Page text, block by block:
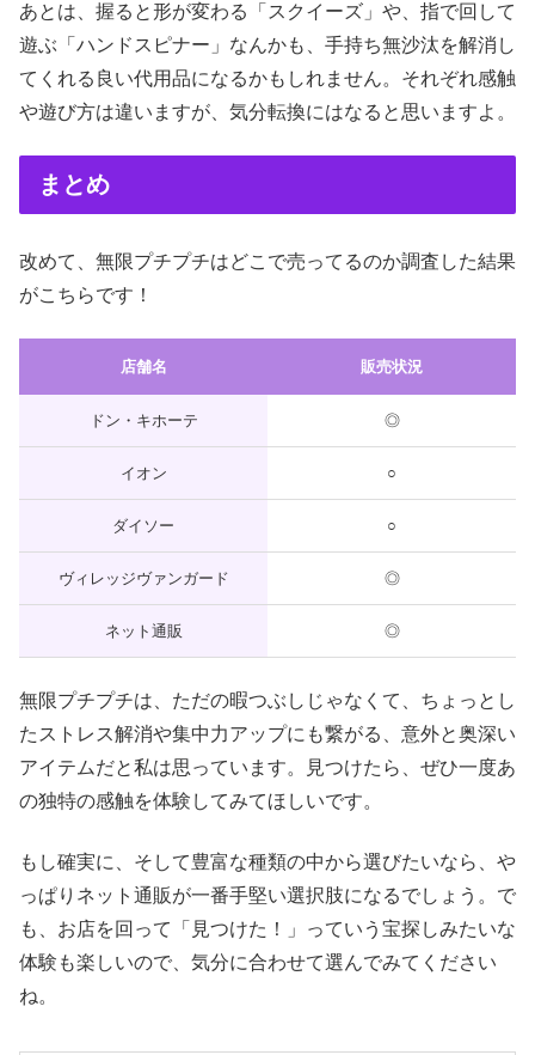
あとは、握ると形が変わる「スクイーズ」や、指で回して
遊ぶ「ハンドスピナー」なんかも、手持ち無沙汰を解消し
てくれる良い代用品になるかもしれません。それぞれ感触
や遊び方は違いますが、気分転換にはなると思いますよ。
まとめ
改めて、無限プチプチはどこで売ってるのか調査した結果
がこちらです！
店舗名 販売状況
ドン・キホーテ ◎
イオン ○
ダイソー ○
ヴィレッジヴァンガード ◎
ネット通販 ◎
無限プチプチは、ただの暇つぶしじゃなくて、ちょっとし
たストレス解消や集中力アップにも繋がる、意外と奥深い
アイテムだと私は思っています。見つけたら、ぜひ一度あ
の独特の感触を体験してみてほしいです。
もし確実に、そして豊富な種類の中から選びたいなら、や
っぱりネット通販が一番手堅い選択肢になるでしょう。で
も、お店を回って「見つけた！」っていう宝探しみたいな
体験も楽しいので、気分に合わせて選んでみてください
ね。